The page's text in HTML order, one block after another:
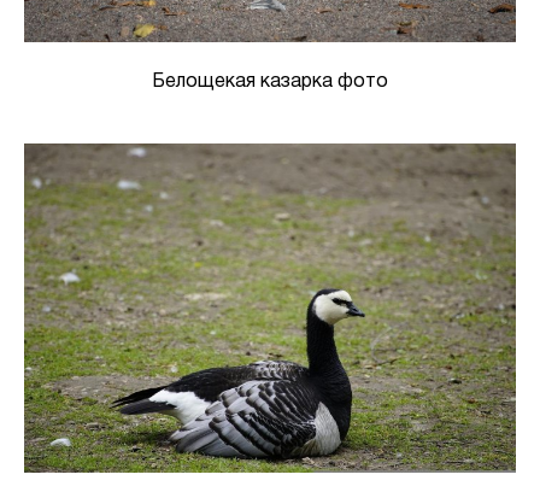
Белощекая казарка фото